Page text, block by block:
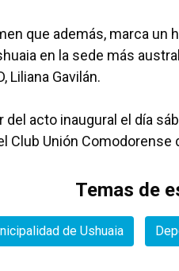
que además, marca un
en la sede más
Liliana Gavilán.
acto inaugural el día
Club Unión Comodorense
Temas de
de Ushuaia